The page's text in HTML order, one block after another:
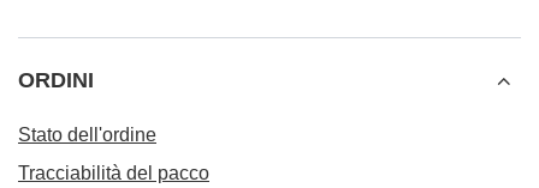
ORDINI
Stato dell'ordine
Tracciabilità del pacco